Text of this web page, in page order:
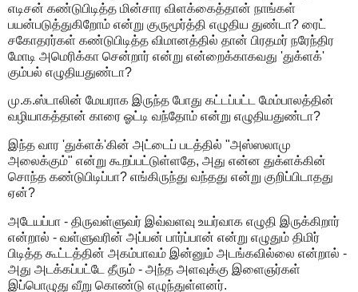
எடிசன் கண்டுபிடித்த மின்சார விளக்கைத்தான் நாங்கள்
பயன்படுத்துகிறோம் என்று குருமூர்த்தி எழுதிய துண்டா? ரைட்
சகோதரர்கள் கண்டுபிடித்த விமானத்தில் தான் பிரதமர் நரேந்திர
மோடி அமெரிக்கா சென்றார் என்று என்றைக்காகவது 'துக்ளக்'
கும்பல் எழுதியதுண்டா?
மு.க.ஸ்டாலின் மேயராக இருந்த போது கட்டப்பட்ட மேம்பாலத்தின்
வழியாகத்தான் காரை ஓட்டி வந்தோம் என்று எழுதியதுண்டா?
இந்த வார 'துக்ளக்'கின் அட்டைப் படத்தில் "அஸ்ஸலாமு
அலைக்கும்" என்று கூறப்பட்டுள்ளதே, அது என்ன துக்ளக்கின்
சொந்த கண்டுபிடிப்பா? எங்கிருந்து வந்தது என்று குறிப்பிடாதது
ஏன்?
அடேயப்பா - திருவள்ளுவர் இவ்வளவு உயர்வாக எழுதி இருக்கிறார்
என்றால் - வள்ளுவரின் அப்பன் பார்ப்பான் என்று எழுதும் திமிர்
பிடித்த கூட்டத்தின் அகம்பாவம் இன்னும் அடங்கவில்லை என்றால் -
அது அடக்கப்பட்டே தீரும் - அந்த அளவுக்கு இளைஞர்கள்
இப்பொழுது வீறு கொண்டு எழுந்துள்ளனர்.